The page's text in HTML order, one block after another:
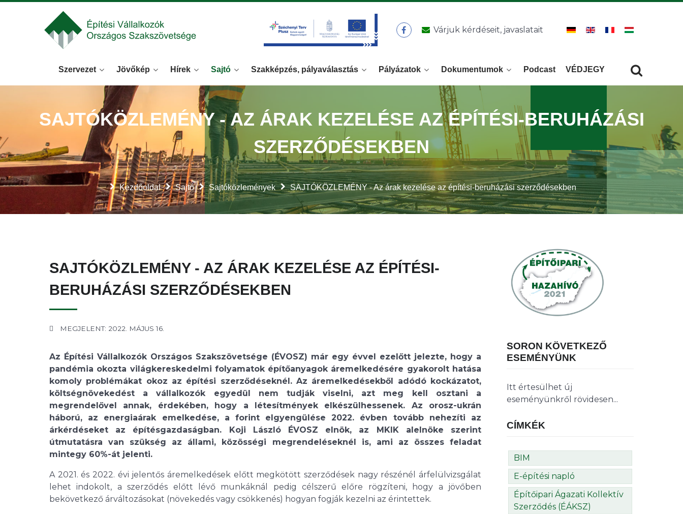
Várjuk kérdéseit, javaslatait
Szervezet Jövőkép Hírek Sajtó Szakképzés, pályaválasztás Pályázatok Dokumentumok Podcast VÉDJEGY
Kezdőoldal Sajtó Sajtóközlemények SAJTÓKÖZLEMÉNY - Az árak kezelése az építési-beruházási szerződésekben
SAJTÓKÖZLEMÉNY - AZ ÁRAK KEZELÉSE AZ ÉPÍTÉSI-BERUHÁZÁSI
SZERZŐDÉSEKBEN
SAJTÓKÖZLEMÉNY - AZ ÁRAK KEZELÉSE AZ ÉPÍTÉSI-
BERUHÁZÁSI SZERZŐDÉSEKBEN
MEGJELENT: 2022. MÁJUS 16.
Az Építési Vállalkozók Országos Szakszövetsége (ÉVOSZ) már egy évvel ezelőtt jelezte, hogy a
pandémia okozta világkereskedelmi folyamatok építőanyagok áremelkedésére gyakorolt hatása
komoly problémákat okoz az építési szerződéseknél. Az áremelkedésekből adódó kockázatot,
költségnövekedést a vállalkozók egyedül nem tudják viselni, azt meg kell osztani a
megrendelővel annak, érdekében, hogy a létesítmények elkészülhessenek. Az orosz-ukrán
háború, az energiaárak emelkedése, a forint elgyengülése 2022. évben tovább nehezíti az
árkérdéseket az építésgazdaságban. Koji László ÉVOSZ elnök, az MKIK alelnöke szerint
útmutatásra van szükség az állami, közösségi megrendeléseknél is, ami az összes feladat
mintegy 60%-át jelenti.
A 2021. és 2022. évi jelentős áremelkedések előtt megkötött szerződések nagy részénél árfelülvizsgálat
lehet indokolt, a szerződés előtt lévő munkáknál pedig célszerű előre rögzíteni, hogy a jövőben
bekövetkező árváltozásokat (növekedés vagy csökkenés) hogyan fogják kezelni az érintettek.
SORON KÖVETKEZŐ
ESEMÉNYÜNK
Itt értesülhet új
eseményünkről rövidesen...
CÍMKÉK
BIM
E-építési napló
Építőipari Ágazati Kollektív
Szerződés (ÉÁKSZ)